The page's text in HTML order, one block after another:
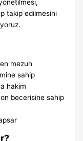
takip edilmesini
mezun
sahip
hakim
becerisine sahip